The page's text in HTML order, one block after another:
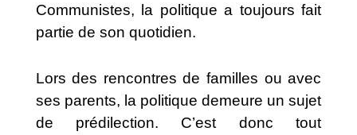
Communistes, la politique a toujours fait
partie de son quotidien.
Lors des rencontres de familles ou avec
ses parents, la politique demeure un sujet
de prédilection. C’est donc tout